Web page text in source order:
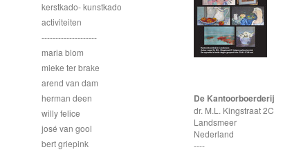
De Kantoorboerderij
dr. M.L. Kingstraat 2C
Landsmeer
Nederland
----
kerstkado- kunstkado
activiteiten
--------------------
maria blom
mieke ter brake
arend van dam
herman deen
willy felice
josé van gool
bert griepink